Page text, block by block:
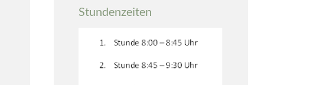
Stundenzeiten